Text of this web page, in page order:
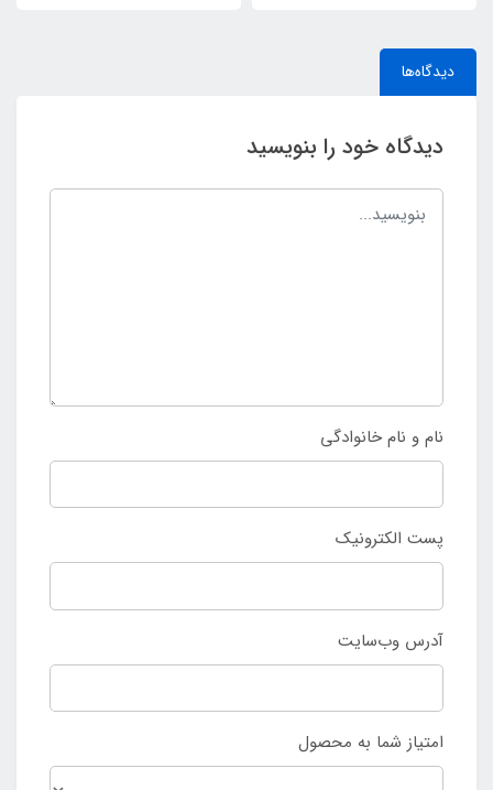
دیدگاه‌ها
دیدگاه خود را بنویسید
نام و نام خانوادگی
پست الکترونیک
آدرس وب‌سایت
امتیاز شما به محصول